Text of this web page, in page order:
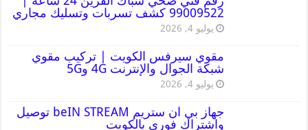
99009522 كشف تسربات وتسليك مجاري
يوليو 4, 2026
مقوي سيرفس الكويت | تركيب مقوي
شبكة الجوال والإنترنت 4G و5G
يوليو 4, 2026
جهاز بي ان ستريم beIN STREAM توصيل
واشتراك فوري بالكويت